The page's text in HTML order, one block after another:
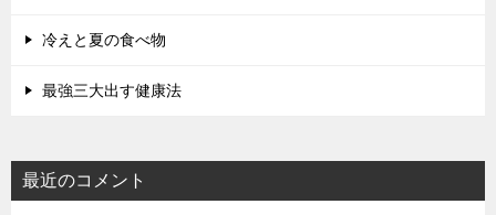
冷えと夏の食べ物
最強三大出す健康法
最近のコメント